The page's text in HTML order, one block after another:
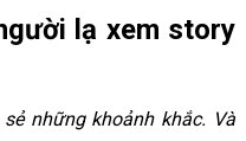
lạ xem story
những khoảnh khắc. Và